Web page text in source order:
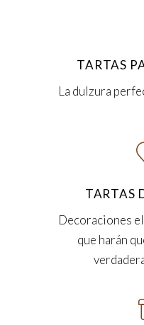
TARTAS
La dulzura
TARTAS
Decoraciones
que harán